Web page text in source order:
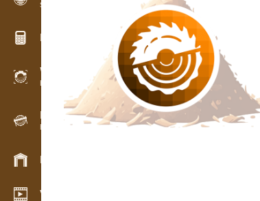
Schnittbilder
Holz-Rechner
WoodProfi
Holzvolumen mit KI
Registriergerät
Holzbestandsaufnahme im Gelände
Bestandsmanagement
Video Showroom